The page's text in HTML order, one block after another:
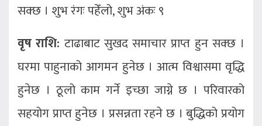
सक्छ । शुभ रंगः पहेँलो, शुभ अंकः ९
वृष राशि: टाढाबाट सुखद समाचार प्राप्त हुन सक्छ ।
घरमा पाहुनाको आगमन हुनेछ । आत्म विश्वासमा वृद्धि
हुनेछ । ठूलो काम गर्ने इच्छा जाग्ने छ । परिवारको
सहयोग प्राप्त हुनेछ । प्रसन्नता रहने छ । बुद्धिको प्रयोग